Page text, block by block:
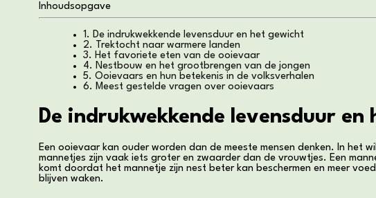
Inhoudsopgave
1. De indrukwekkende levensduur en het gewicht
2. Trektocht naar warmere landen
3. Het favoriete eten van de ooievaar
4. Nestbouw en het grootbrengen van de jongen
5. Ooievaars en hun betekenis in de volksverhalen
6. Meest gestelde vragen over ooievaars
De indrukwekkende levensduur en
Een ooievaar kan ouder worden dan de meeste mensen denken. In
mannetjes zijn vaak iets groter en zwaarder dan de vrouwtjes. Een
komt doordat het mannetje zijn nest beter kan beschermen en meer
blijven waken.